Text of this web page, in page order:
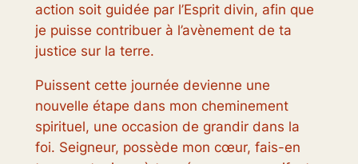
action soit guidée par l’Esprit divin, afin que
je puisse contribuer à l’avènement de ta
justice sur la terre.
Puissent cette journée devienne une
nouvelle étape dans mon cheminement
spirituel, une occasion de grandir dans la
foi. Seigneur, possède mon cœur, fais-en